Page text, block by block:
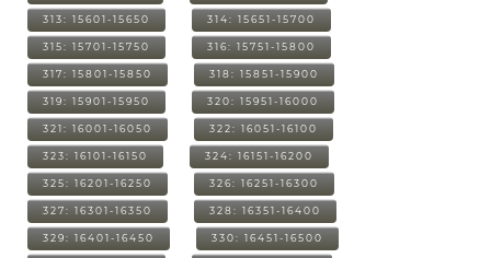
313: 15601-15650 314: 15651-15700
315: 15701-15750 316: 15751-15800
317: 15801-15850 318: 15851-15900
319: 15901-15950 320: 15951-16000
321: 16001-16050 322: 16051-16100
323: 16101-16150 324: 16151-16200
325: 16201-16250 326: 16251-16300
327: 16301-16350 328: 16351-16400
329: 16401-16450 330: 16451-16500